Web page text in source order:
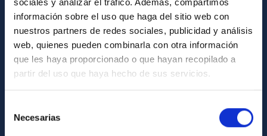
información sobre el uso que haga del sitio web con
nuestros partners de redes sociales, publicidad y análisis
web, quienes pueden combinarla con otra información
que les haya proporcionado o que hayan recopilado a
partir del uso que haya hecho de sus servicios.
Necesarias
GENERAL INFORMATION
Contact
How to get to the IAC
List of personnel
Library
General register